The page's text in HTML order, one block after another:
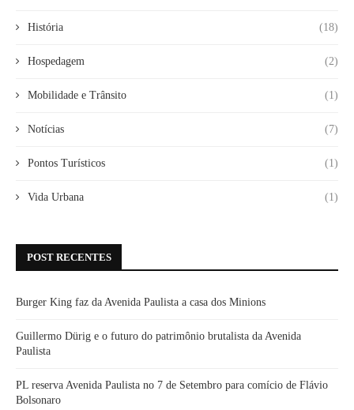
História (18)
Hospedagem (2)
Mobilidade e Trânsito (1)
Notícias (7)
Pontos Turísticos (1)
Vida Urbana (1)
POST RECENTES
Burger King faz da Avenida Paulista a casa dos Minions
Guillermo Dürig e o futuro do patrimônio brutalista da Avenida
Paulista
PL reserva Avenida Paulista no 7 de Setembro para comício de Flávio
Bolsonaro